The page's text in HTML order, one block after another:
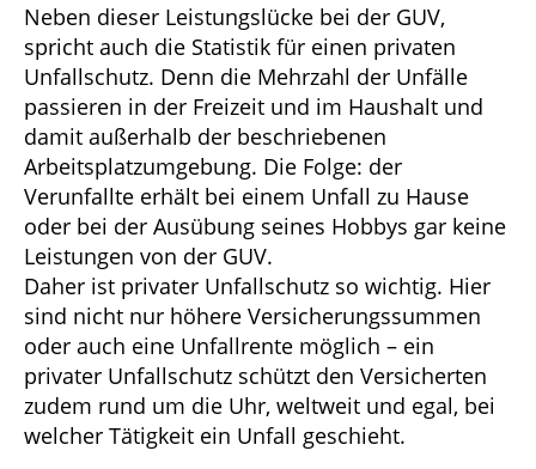
Neben dieser Leistungslücke bei der GUV,
spricht auch die Statistik für einen privaten
Unfallschutz. Denn die Mehrzahl der Unfälle
passieren in der Freizeit und im Haushalt und
damit außerhalb der beschriebenen
Arbeitsplatzumgebung. Die Folge: der
Verunfallte erhält bei einem Unfall zu Hause
oder bei der Ausübung seines Hobbys gar keine
Leistungen von der GUV.
Daher ist privater Unfallschutz so wichtig. Hier
sind nicht nur höhere Versicherungssummen
oder auch eine Unfallrente möglich – ein
privater Unfallschutz schützt den Versicherten
zudem rund um die Uhr, weltweit und egal, bei
welcher Tätigkeit ein Unfall geschieht.